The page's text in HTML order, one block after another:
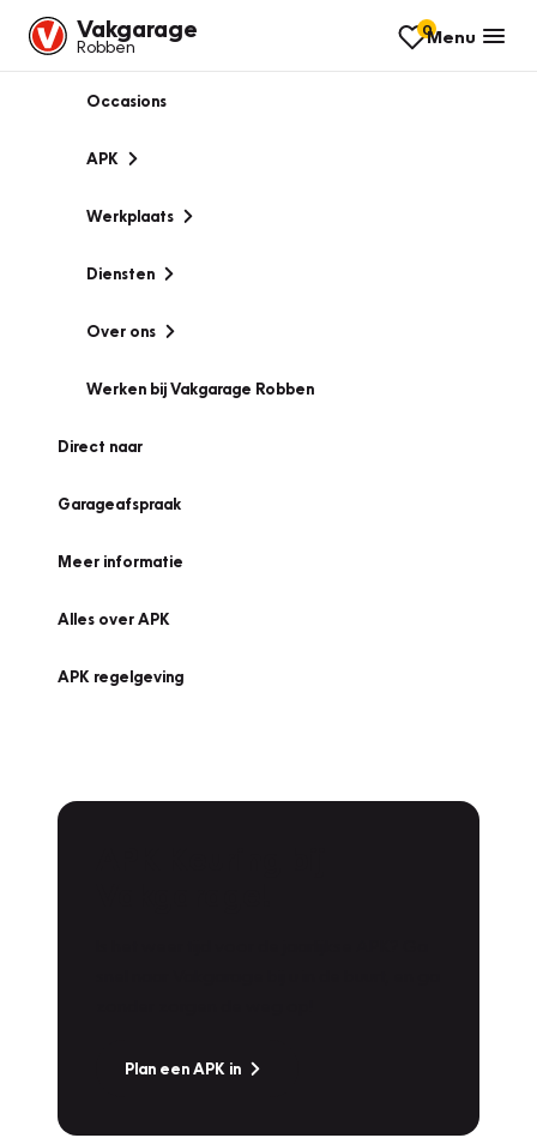
Vakgarage
Robben
0Menu
Occasions
APK
Werkplaats
Diensten
Over ons
Werken bij Vakgarage Robben
Direct naar
Garageafspraak
Meer informatie
Alles over APK
APK regelgeving
Plan een APK in